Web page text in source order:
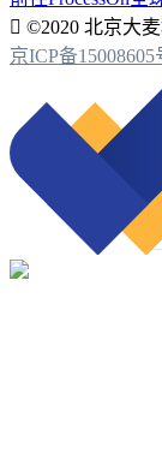
 ©2020 北京大
京ICP备15008605